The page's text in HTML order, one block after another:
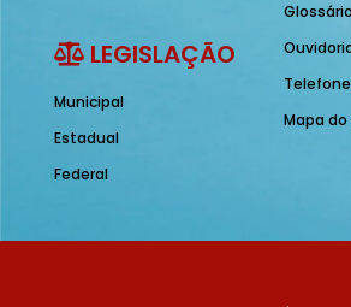
LEGISLAÇÃO
Municipal
Estadual
Federal
Glossário
Mapa do